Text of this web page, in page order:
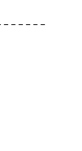
– – – – – –